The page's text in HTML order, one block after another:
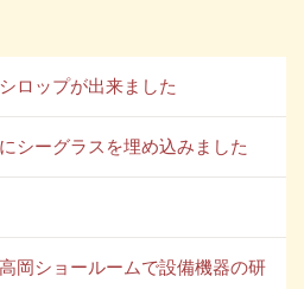
ロップが出来ました
シーグラスを埋め込みました
岡ショールームで設備機器の研